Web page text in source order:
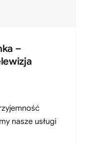
–
nasze usługi